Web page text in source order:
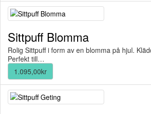
Sittpuff Blomma
Rolig Sittpuff i form av en blomma på hjul.
Perfekt till…
1.095,00kr